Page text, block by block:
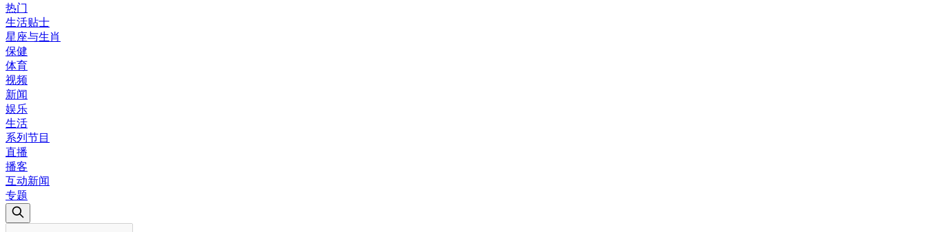
热门
生活贴士
星座与生肖
保健
体育
视频
新闻
娱乐
生活
系列节目
直播
播客
互动新闻
专题